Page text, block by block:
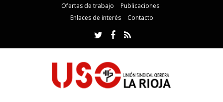
Ofertas de trabajo
Publicaciones
Enlaces de interés
Contacto